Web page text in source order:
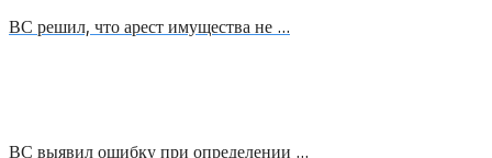
ВС решил, что арест имущества не …
ВС выявил ошибку при определении …